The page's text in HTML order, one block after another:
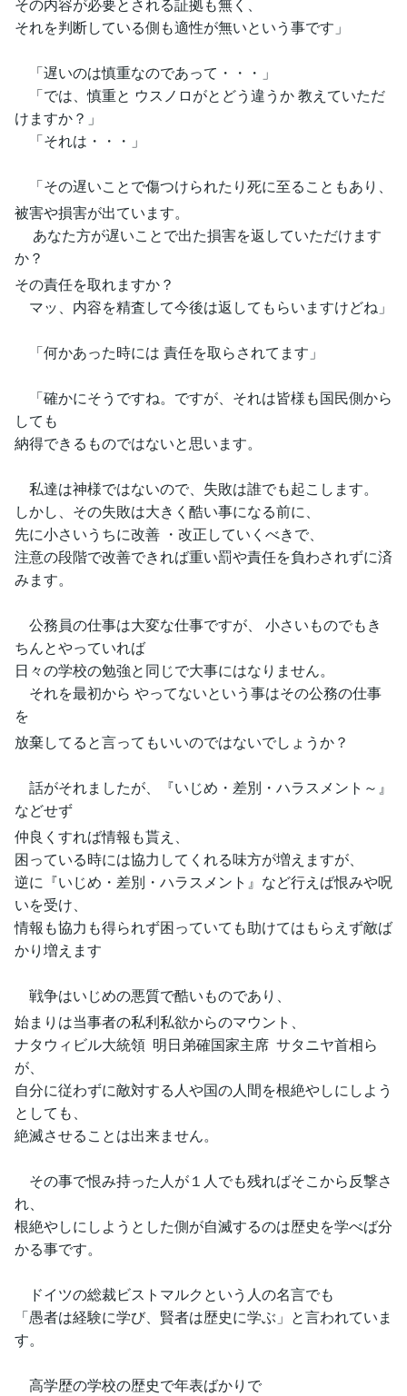
それを判断している側も適性が無いという事です」
「遅いのは慎重なのであって・・・」
「では、慎重と ウスノロがとどう違うか 教えていただ
けますか？」
「それは・・・」
「その遅いことで傷つけられたり死に至ることもあり、
被害や損害が出ています。
あなた方が遅いことで出た損害を返していただけます
か？
その責任を取れますか？
マッ、内容を精査して今後は返してもらいますけどね」
「何かあった時には 責任を取らされてます」
「確かにそうですね。ですが、それは皆様も国民側から
しても
納得できるものではないと思います。
私達は神様ではないので、失敗は誰でも起こします。
しかし、その失敗は大きく酷い事になる前に、
先に小さいうちに改善 ・改正していくべきで、
注意の段階で改善できれば重い罰や責任を負わされずに済
みます。
公務員の仕事は大変な仕事ですが、 小さいものでもき
ちんとやっていれば
日々の学校の勉強と同じで大事にはなりません。
それを最初から やってないという事はその公務の仕事
を
放棄してると言ってもいいのではないでしょうか？
話がそれましたが、『いじめ・差別・ハラスメント～』
などせず
仲良くすれば情報も貰え、
困っている時には協力してくれる味方が増えますが、
逆に『いじめ・差別・ハラスメント』など行えば恨みや呪
いを受け、
情報も協力も得られず困っていても助けてはもらえず敵ば
かり増えます
戦争はいじめの悪質で酷いものであり、
始まりは当事者の私利私欲からのマウント、
ナタウィビル大統領 明日弟確国家主席 サタニヤ首相ら
が、
自分に従わずに敵対する人や国の人間を根絶やしにしよう
としても、
絶滅させることは出来ません。
その事で恨み持った人が１人でも残ればそこから反撃さ
れ、
根絶やしにしようとした側が自滅するのは歴史を学べば分
かる事です。
ドイツの総裁ビストマルクという人の名言でも
「愚者は経験に学び、賢者は歴史に学ぶ」と言われていま
す。
高学歴の学校の歴史で年表ばかりで